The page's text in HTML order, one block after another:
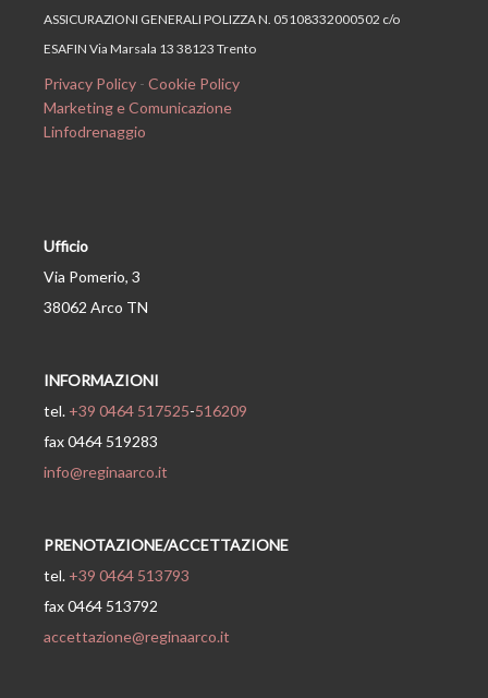
ASSICURAZIONI GENERALI POLIZZA N. 05108332000502 c/o
ESAFIN Via Marsala 13 38123 Trento
Privacy Policy - Cookie Policy
Marketing e Comunicazione
Linfodrenaggio
Ufficio
Via Pomerio, 3
38062 Arco TN
INFORMAZIONI
tel. +39 0464 517525-516209
fax 0464 519283
info@reginaarco.it
PRENOTAZIONE/ACCETTAZIONE
tel. +39 0464 513793
fax 0464 513792
accettazione@reginaarco.it